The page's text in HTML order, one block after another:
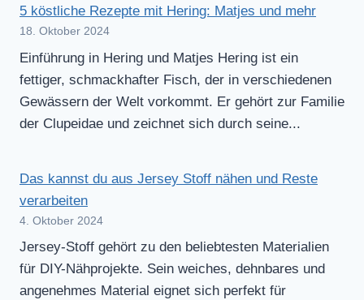
5 köstliche Rezepte mit Hering: Matjes und mehr
18. Oktober 2024
Einführung in Hering und Matjes Hering ist ein
fettiger, schmackhafter Fisch, der in verschiedenen
Gewässern der Welt vorkommt. Er gehört zur Familie
der Clupeidae und zeichnet sich durch seine...
Das kannst du aus Jersey Stoff nähen und Reste
verarbeiten
4. Oktober 2024
Jersey-Stoff gehört zu den beliebtesten Materialien
für DIY-Nähprojekte. Sein weiches, dehnbares und
angenehmes Material eignet sich perfekt für